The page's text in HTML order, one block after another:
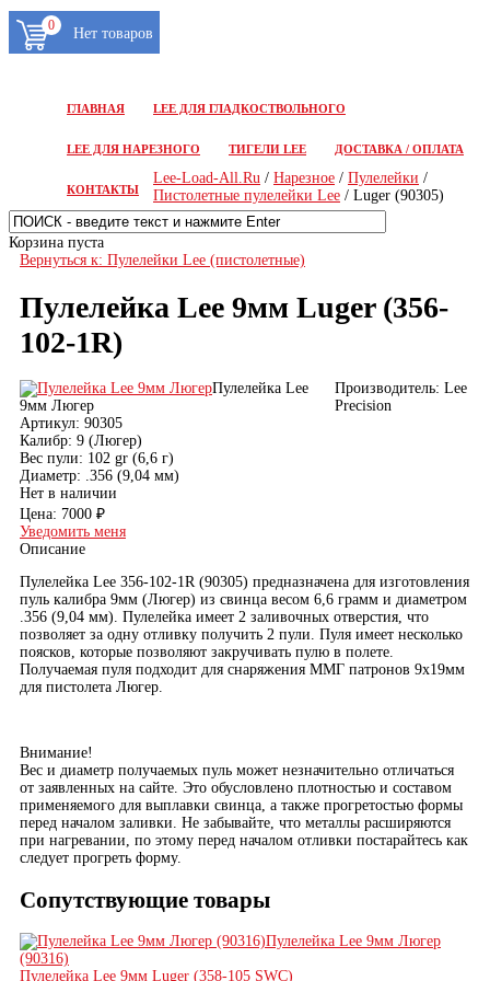
0
ГЛАВНАЯ LEE ДЛЯ ГЛАДКОСТВОЛЬНОГО
LEE ДЛЯ НАРЕЗНОГО ТИГЕЛИ LEE ДОСТАВКА / ОПЛАТА
КОНТАКТЫ
Lee-Load-All.Ru / Нарезное / Пулелейки /
Пистолетные пулелейки Lee / Luger (90305)
Корзина пуста
Вернуться к: Пулелейки Lee (пистолетные)
Пулелейка Lee 9мм Luger (356-
102-1R)
Пулелейка Lee
9мм Люгер
Производитель: Lee
Precision
Артикул: 90305
Калибр: 9 (Люгер)
Вес пули: 102 gr (6,6 г)
Диаметр: .356 (9,04 мм)
Нет в наличии
Цена: 7000 ₽
Уведомить меня
Описание
Пулелейка Lee 356-102-1R (90305) предназначена для изготовления
пуль калибра 9мм (Люгер) из свинца весом 6,6 грамм и диаметром
.356 (9,04 мм). Пулелейка имеет 2 заливочных отверстия, что
позволяет за одну отливку получить 2 пули. Пуля имеет несколько
поясков, которые позволяют закручивать пулю в полете.
Получаемая пуля подходит для снаряжения ММГ патронов 9х19мм
для пистолета Люгер.
Внимание!
Вес и диаметр получаемых пуль может незначительно отличаться
от заявленных на сайте. Это обусловлено плотностью и составом
применяемого для выплавки свинца, а также прогретостью формы
перед началом заливки. Не забывайте, что металлы расширяются
при нагревании, по этому перед началом отливки постарайтесь как
следует прогреть форму.
Сопутствующие товары
Пулелейка Lee 9мм Люгер
(90316)
Пулелейка Lee 9мм Luger (358-105 SWC)